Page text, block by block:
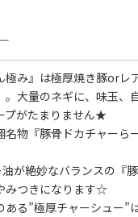
み』は極厚焼き豚orレ
。大量のネギに、味玉、
プがたまりません★
物『豚骨ドカチャーら
が絶妙なバランスの『
みつきになります☆
る”極厚チャーシュー”は